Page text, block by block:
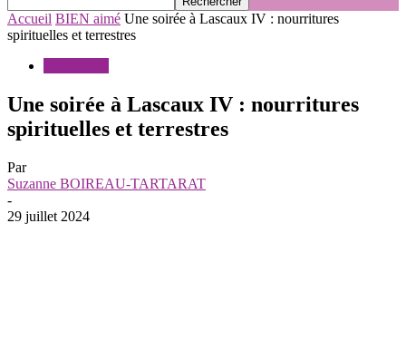
Accueil BIEN aimé Une soirée à Lascaux IV : nourritures
spirituelles et terrestres
Une soirée à Lascaux IV : nourritures
spirituelles et terrestres
Par
Suzanne BOIREAU-TARTARAT
-
29 juillet 2024